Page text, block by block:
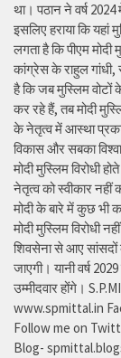
था। पठान ने वर्ष
इसलिए हराया कि
लगता है कि पीएम
कांग्रेस के राहुल
है कि जब मुस्लिम वोटों
कर रहे हैं, तब मोदी
के नेतृत्व में आस्था प्रकट
विकास और सबका
मोदी मुस्लिम विरोधी
नेतृत्व को स्वीकार
मोदी के बारे में कुछ भी
मोदी मुस्लिम विरोधी
शिवसेना से आए सांसदों
जाएगी। यानी वर्ष
उम्मीदवार होंगे।
www.spmittal.in
Follow me on
Blog-